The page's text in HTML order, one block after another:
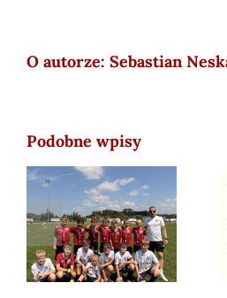
O autorze: Sebastian
Podobne wpisy
2026-06-21 STS
CUP 2026